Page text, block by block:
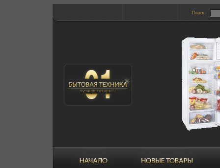
Поиск: